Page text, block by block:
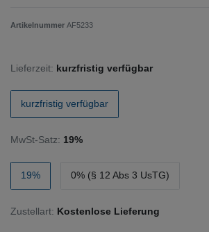
Artikelnummer AF5233
Lieferzeit: kurzfristig verfügbar
kurzfristig verfügbar
MwSt-Satz: 19%
19% 0% (§ 12 Abs 3 UsTG)
Zustellart: Kostenlose Lieferung